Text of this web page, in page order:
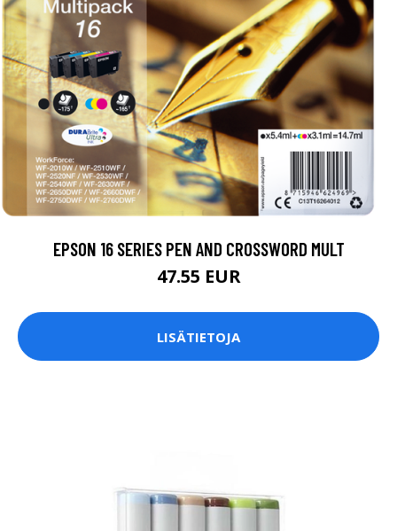
EPSON 16 SERIES PEN AND CROSSWORD MULT
47.55 EUR
LISÄTIETOJA